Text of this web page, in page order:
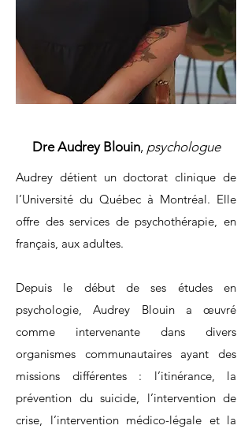
Dre Audrey Blouin, psychologue
Audrey détient un doctorat clinique de
l’Université du Québec à Montréal. Elle
offre des services de psychothérapie, en
français, aux adultes.
Depuis le début de ses études en
psychologie, Audrey Blouin a œuvré
comme intervenante dans divers
organismes communautaires ayant des
missions différentes : l’itinérance, la
prévention du suicide, l’intervention de
crise, l’intervention médico-légale et la